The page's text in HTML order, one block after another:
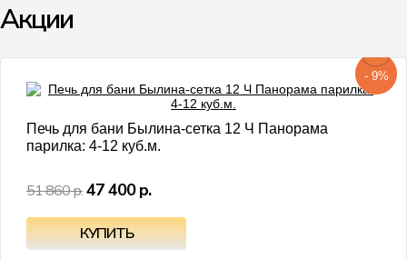
Акции
- 9%
Печь для бани Былина-сетка 12 Ч Панорама
парилка: 4-12 куб.м.
51 860 р.47 400 р.